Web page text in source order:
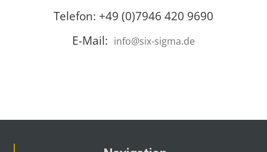
Telefon: +49 (0)7946 420 9690
E-Mail: info@six-sigma.de